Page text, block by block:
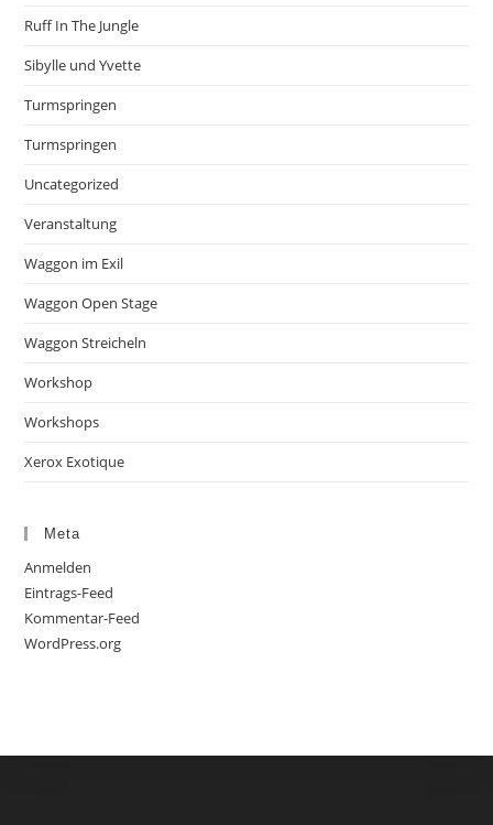
Ruff In The Jungle
Sibylle und Yvette
Turmspringen
Turmspringen
Uncategorized
Veranstaltung
Waggon im Exil
Waggon Open Stage
Waggon Streicheln
Workshop
Workshops
Xerox Exotique
Meta
Anmelden
Eintrags-Feed
Kommentar-Feed
WordPress.org